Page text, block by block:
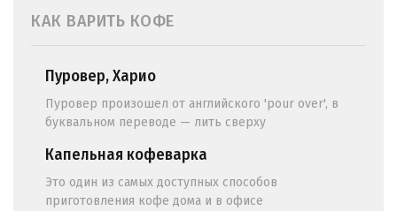
КАК ВАРИТЬ КОФЕ
Пуровер, Харио
Пуровер произошел от английского 'pour over', в
буквальном переводе — лить сверху
Капельная кофеварка
Это один из самых доступных способов
приготовления кофе дома и в офисе